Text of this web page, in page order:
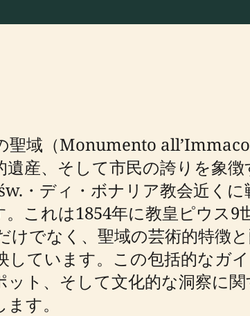
聖域（Monumento
産、そして市民の誇りを象
・ディ・ボナリア教会近く
これは1854年に教皇ピウス9
けでなく、聖域の芸術的特徴
ています。この包括的なガ
ト、そして文化的な洞察に
す。